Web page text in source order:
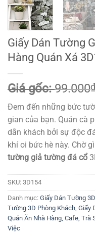
Giấy Dán Tường
Hàng Quán Xá
Giá gốc:99.000₫
Đem đến những bức
gian của bạn. Quán cà
dẫn khách bởi sự độc
khí oi bức hè này. Chờ
tường giả tường đá cổ
SKU: 3D154
Danh mục: Giấy Dán Tường 3D
Tường 3D Phòng Khách, Giấy
Quán Ăn Nhà Hàng, Cafe, Trà
Việc